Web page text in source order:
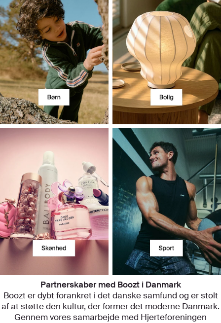
Partnerskaber med Boozt i Danmark
Boozt er dybt forankret i det danske samfund og er stolt
af at støtte den kultur, der former det moderne Danmark.
Gennem vores samarbejde med Hjerteforeningen